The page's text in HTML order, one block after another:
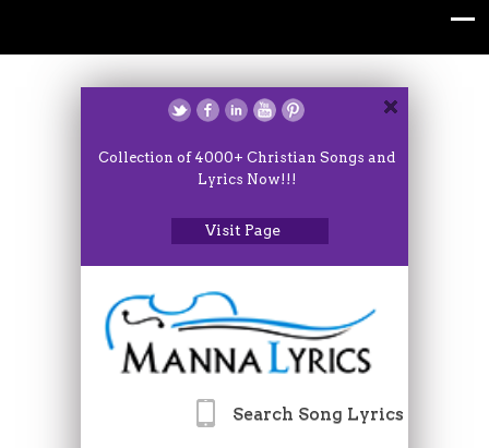
Collection of 4000+ Christian Songs and
Lyrics Now!!!
Visit Page
Search Song Lyrics